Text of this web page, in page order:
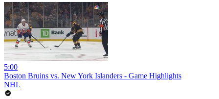
5:00
Boston Bruins vs. New York Islanders - Game Highlights
NHL